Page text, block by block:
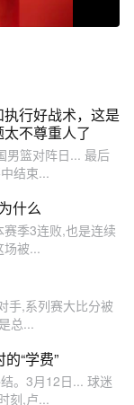
行好战术，这是
不尊重人了
男篮对阵日... 最后
结束...
什么
季3连败,也是连续
场被...
手,系列赛大比分被
总...
“学费”
。3月12日... 球迷
刻,卢...